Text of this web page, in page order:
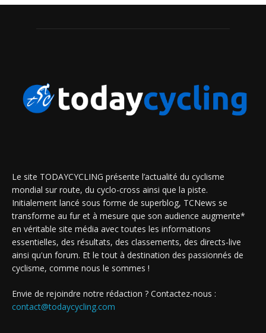
Le site TODAYCYCLING présente l’actualité du cyclisme
mondial sur route, du cyclo-cross ainsi que la piste.
Initialement lancé sous forme de superblog, TCNews se
transforme au fur et à mesure que son audience augmente*
en véritable site média avec toutes les informations
essentielles, des résultats, des classements, des directs-live
ainsi qu'un forum. Et le tout à destination des passionnés de
cyclisme, comme nous le sommes !
Envie de rejoindre notre rédaction ? Contactez-nous :
contact@todaycycling.com